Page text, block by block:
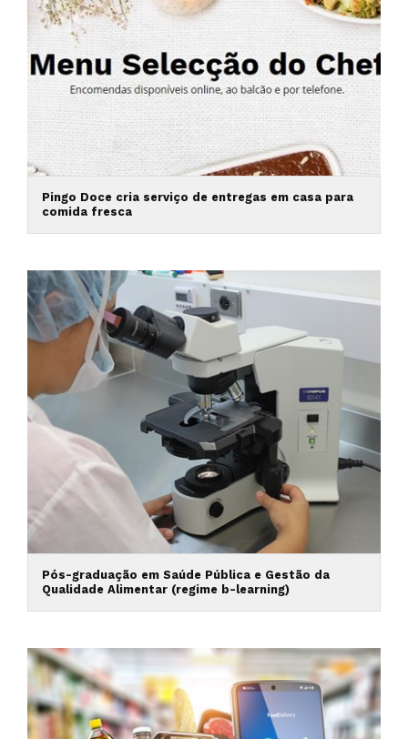
Pingo Doce cria serviço de entregas em casa para
comida fresca
Pós-graduação em Saúde Pública e Gestão da
Qualidade Alimentar (regime b-learning)